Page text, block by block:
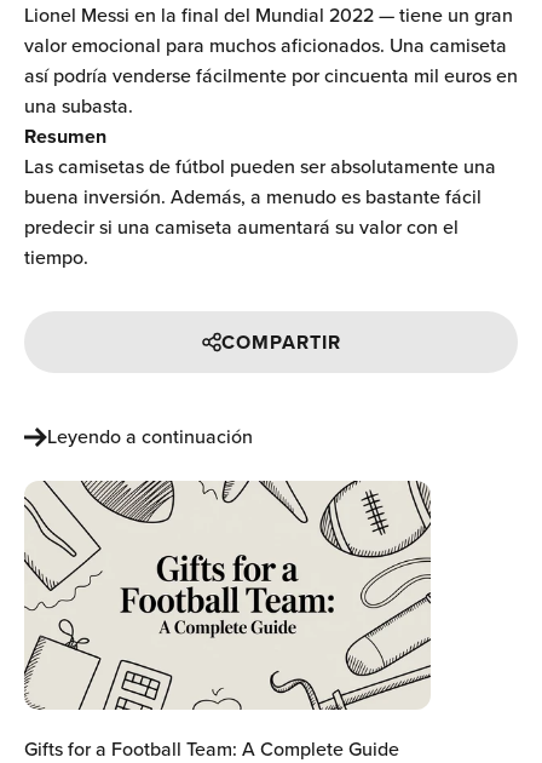
Lionel Messi en la final del Mundial 2022 — tiene un gran
valor emocional para muchos aficionados. Una camiseta
así podría venderse fácilmente por cincuenta mil euros en
una subasta.
Resumen
Las camisetas de fútbol pueden ser absolutamente una
buena inversión. Además, a menudo es bastante fácil
predecir si una camiseta aumentará su valor con el
tiempo.
COMPARTIR
Leyendo a continuación
Gifts for a Football Team: A Complete Guide